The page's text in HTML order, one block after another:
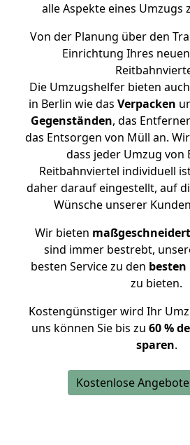
alle Aspekte eines Umzugs
Von der Planung über den
Einrichtung Ihres
Die Umzugshelfer bieten
in Berlin wie das Verpacken
Gegenständen, das
das Entsorgen von Müll an.
dass jeder Umzug von
Reitbahnviertel individuell
daher darauf eingestellt, auf
Wünsche unserer
Wir bieten
sind immer bestrebt,
besten Service zu den besten
zu bieten.
Kostengünstiger wird Ihr
uns können Sie bis zu 60 %
sparen.
Kostenlose